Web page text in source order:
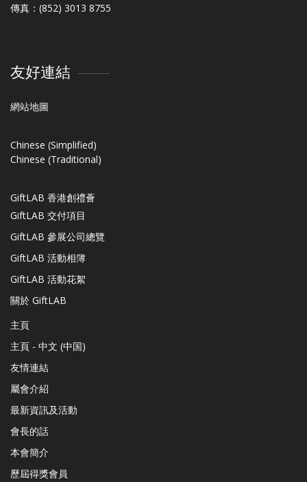
傳真：(852) 3013 8755
友好連結
網站地圖
Chinese (Simplified)
Chinese (Traditional)
GiftLAB 香港創禮薈
GiftLAB 交付項目
GiftLAB 參展公司總覽
GiftLAB 活動相簿
GiftLAB 活動花絮
關於 GiftLAB
主頁
主頁 - 中文 (中国)
友情連結
屬會介紹
最新資訊及活動
會長的話
本會簡介
歷屆得獎會員